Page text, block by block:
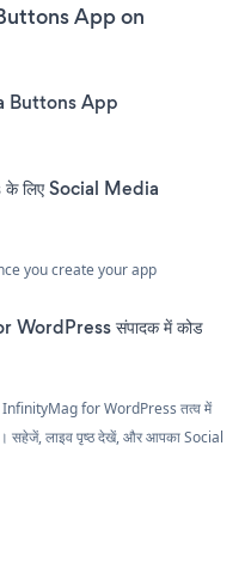
App on
Buttons App
लिए Social Media
you create your app
संपादक में कोड
InfinityMag for WordPress तत्व में
सहेजें, लाइव पृष्ठ देखें, और आपका Social